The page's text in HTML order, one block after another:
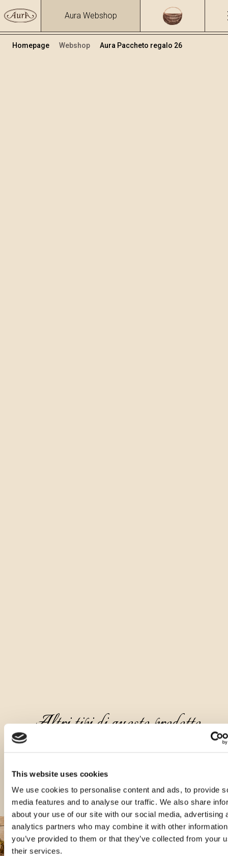
This website uses cookies
We use cookies to personalise content and ads, to provide
media features and to analyse our traffic. We also share
about your use of our site with our social media, advertising
analytics partners who may combine it with other
you’ve provided to them or that they’ve collected from your
their services.
Aura Webshop
Homepage Webshop Aura Paccheto regalo 26
Altri tipi di questo prodotto